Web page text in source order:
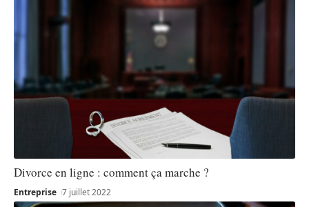
Divorce en ligne : comment ça marche ?
Entreprise 7 juillet 2022